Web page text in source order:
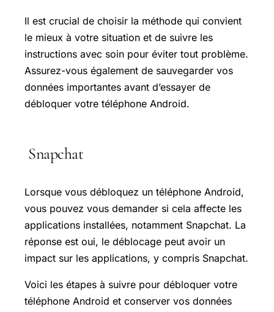
Il est crucial de choisir la méthode qui convient
le mieux à votre situation et de suivre les
instructions avec soin pour éviter tout problème.
Assurez-vous également de sauvegarder vos
données importantes avant d’essayer de
débloquer votre téléphone Android.
Snapchat
Lorsque vous débloquez un téléphone Android,
vous pouvez vous demander si cela affecte les
applications installées, notamment Snapchat. La
réponse est oui, le déblocage peut avoir un
impact sur les applications, y compris Snapchat.
Voici les étapes à suivre pour débloquer votre
téléphone Android et conserver vos données